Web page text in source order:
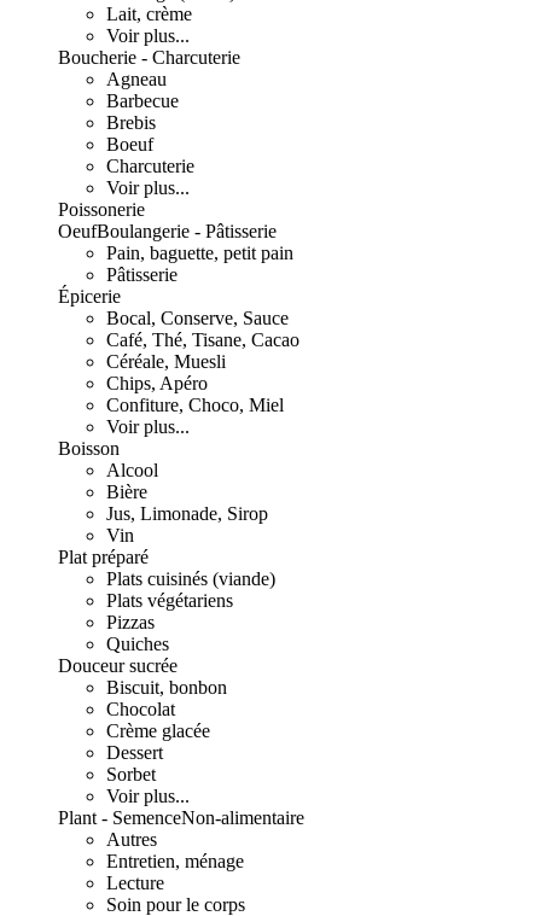
Lait, crème
Voir plus...
Boucherie - Charcuterie
Agneau
Barbecue
Brebis
Boeuf
Charcuterie
Voir plus...
Poissonerie
OeufBoulangerie - Pâtisserie
Pain, baguette, petit pain
Pâtisserie
Épicerie
Bocal, Conserve, Sauce
Café, Thé, Tisane, Cacao
Céréale, Muesli
Chips, Apéro
Confiture, Choco, Miel
Voir plus...
Boisson
Alcool
Bière
Jus, Limonade, Sirop
Vin
Plat préparé
Plats cuisinés (viande)
Plats végétariens
Pizzas
Quiches
Douceur sucrée
Biscuit, bonbon
Chocolat
Crème glacée
Dessert
Sorbet
Voir plus...
Plant - SemenceNon-alimentaire
Autres
Entretien, ménage
Lecture
Soin pour le corps